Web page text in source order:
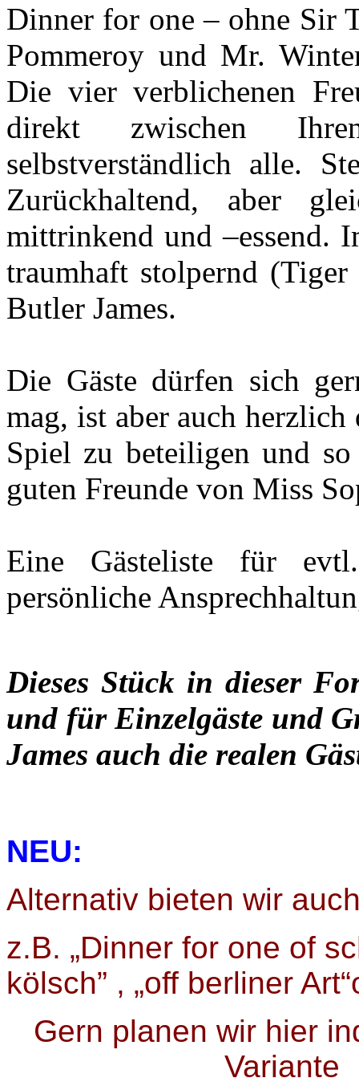
Dinner for one – ohne Sir
Pommeroy und Mr.
Die vier verblichenen
direkt zwischen
selbstverständlich alle.
Zurückhaltend, aber
mittrinkend und –essend.
traumhaft stolpernd
Butler James.
Die Gäste dürfen sich
mag, ist aber auch herzlich
Spiel zu beteiligen und
guten Freunde von Miss
Eine Gästeliste für
persönliche
Dieses Stück in dieser
und für Einzelgäste und
James auch die realen
NEU:
Alternativ bieten wir
z.B. „Dinner for one of
kölsch” , „off berliner
Gern planen wir hier
Variante